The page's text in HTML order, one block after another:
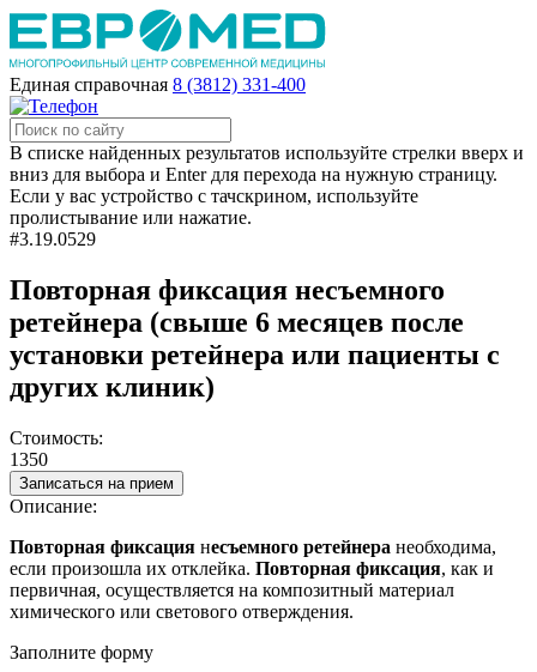
Единая справочная 8 (3812) 331-400
В списке найденных результатов используйте стрелки вверх и
вниз для выбора и Enter для перехода на нужную страницу.
Если у вас устройство с тачскрином, используйте
пролистывание или нажатие.
#3.19.0529
Повторная фиксация несъемного
ретейнера (свыше 6 месяцев после
установки ретейнера или пациенты с
других клиник)
Стоимость:
1350
Записаться на прием
Описание:
Повторная фиксация несъемного ретейнера необходима,
если произошла их отклейка. Повторная фиксация, как и
первичная, осуществляется на композитный материал
химического или светового отверждения.
Заполните форму